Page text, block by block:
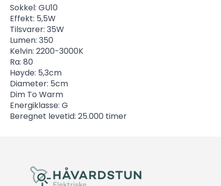
Sokkel: GU10
Effekt: 5,5W
Tilsvarer: 35W
Lumen: 350
Kelvin: 2200-3000K
Ra: 80
Høyde: 5,3cm
Diameter: 5cm
Dim To Warm
Energiklasse: G
Beregnet levetid: 25.000 timer